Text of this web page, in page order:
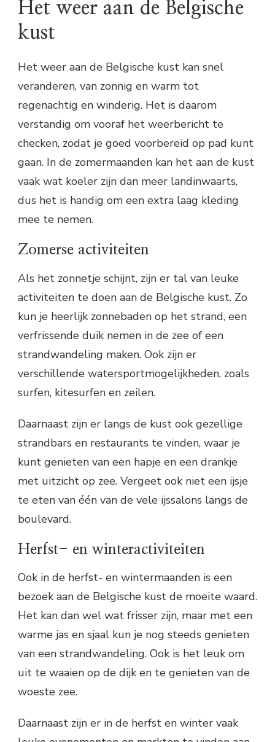
Zomerse activiteiten
Het weer aan de Belgische
kust
Het weer aan de Belgische kust kan snel
veranderen, van zonnig en warm tot
regenachtig en winderig. Het is daarom
verstandig om vooraf het weerbericht te
checken, zodat je goed voorbereid op pad kunt
gaan. In de zomermaanden kan het aan de kust
vaak wat koeler zijn dan meer landinwaarts,
dus het is handig om een extra laag kleding
mee te nemen.
Zomerse activiteiten
Als het zonnetje schijnt, zijn er tal van leuke
activiteiten te doen aan de Belgische kust. Zo
kun je heerlijk zonnebaden op het strand, een
verfrissende duik nemen in de zee of een
strandwandeling maken. Ook zijn er
verschillende watersportmogelijkheden, zoals
surfen, kitesurfen en zeilen.
Daarnaast zijn er langs de kust ook gezellige
strandbars en restaurants te vinden, waar je
kunt genieten van een hapje en een drankje
met uitzicht op zee. Vergeet ook niet een ijsje
te eten van één van de vele ijssalons langs de
boulevard.
Herfst- en winteractiviteiten
Ook in de herfst- en wintermaanden is een
bezoek aan de Belgische kust de moeite waard.
Het kan dan wel wat frisser zijn, maar met een
warme jas en sjaal kun je nog steeds genieten
van een strandwandeling. Ook is het leuk om
uit te waaien op de dijk en te genieten van de
woeste zee.
Daarnaast zijn er in de herfst en winter vaak